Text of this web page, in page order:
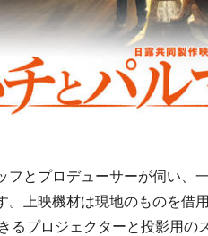
フとプロデューサーが伺い、
。上映機材は現地のものを借
るプロジェクターと投影用の